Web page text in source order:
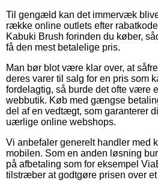
Til gengæld kan det immervæk
række online outlets efter
Kabuki Brush forinden du køber,
få den mest betalelige pris.
Man bør blot være klar over, at
deres varer til salg for en pris som
fordelagtig, så burde det ofte være
webbutik. Køb med gængse
del af en vedtægt, som garanterer
uærlige online webshops.
Vi anbefaler generelt handler med
mobilen. Som en anden løsning
på afbetaling som for eksempel
tilstræber at godtgøre prisen over